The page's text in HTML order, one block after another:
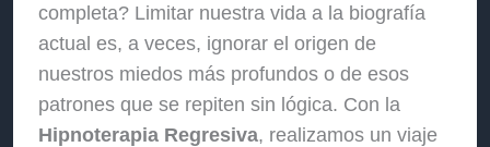
completa? Limitar nuestra vida a la biografía
actual es, a veces, ignorar el origen de
nuestros miedos más profundos o de esos
patrones que se repiten sin lógica. Con la
Hipnoterapia Regresiva, realizamos un viaje